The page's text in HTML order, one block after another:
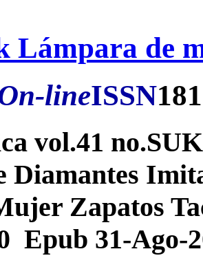
Lámpara de
lineISSN
vol.41
Diamantes
Zapatos
Epub 31-Ago-